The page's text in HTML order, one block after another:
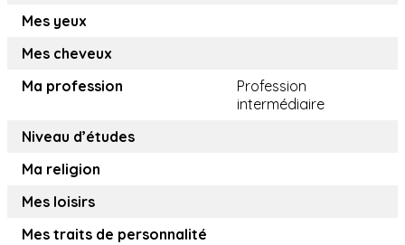
Mes yeux
Mes cheveux
Ma profession
Profession
intermédiaire
Niveau d’études
Ma religion
Mes loisirs
Mes traits de personnalité